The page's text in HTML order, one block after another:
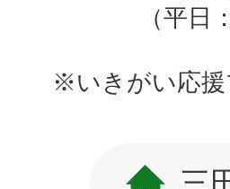
（平
※いきがい応援